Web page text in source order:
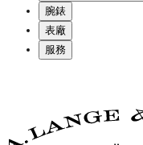
腕錶
表廠
服務